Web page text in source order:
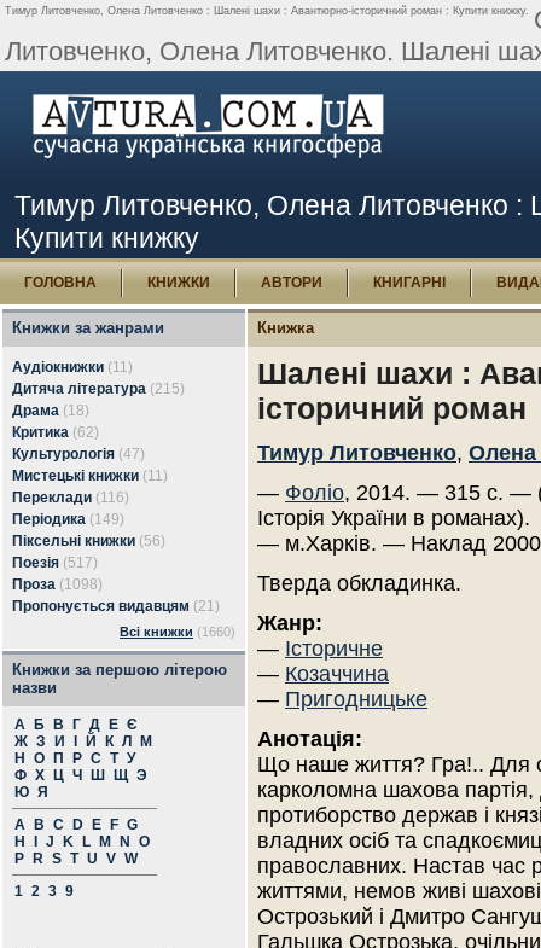
Тимур Литовченко, Олена Литовченко : Шалені шахи : Авантюрно-історичний роман : Купити книжку.
Литовченко, Олена Литовченко. Шалені
Тимур Литовченко, Олена Литовченко
Купити книжку
ГОЛОВНА КНИЖКИ АВТОРИ КНИГАРНІ
Книжки за жанрами
Аудіокнижки (11)
Дитяча література (215)
Драма (18)
Критика (62)
Культурологія (47)
Мистецькі книжки (11)
Переклади (116)
Періодика (149)
Піксельні книжки (56)
Поезія (517)
Проза (1098)
Пропонується видавцям (21)
Всі книжки (1660)
Книжки за першою літерою
назви
А Б В Г Д Е Є
Ж З И Й К Л
М
Н
О П Р С Т У
Ф Х Ц Ч Ш Щ Э
Ю Я
A
B C D E F G
H
J K L M N
O
P
R S T U V W
1 2 3 9
Книжка
Шалені шахи :
історичний роман
Тимур Литовченко, Олена
— Фоліо, 2014. — 315 с. —
Історія України в романах).
— м.Харків. — Наклад
Тверда обкладинка.
Жанр:
— Історичне
— Козаччина
— Пригодницьке
Анотація:
Що наше життя? Гра!.. Для
карколомна шахова
протиборство держав і
владних осіб та
православних. Настав час
життями, немов живі
Острозький і Дмитро
Гальшка Острозька,